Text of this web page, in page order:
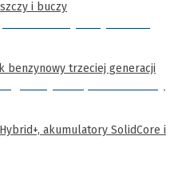
i buczy
benzynowy trzeciej generacji
akumulatory SolidCore i